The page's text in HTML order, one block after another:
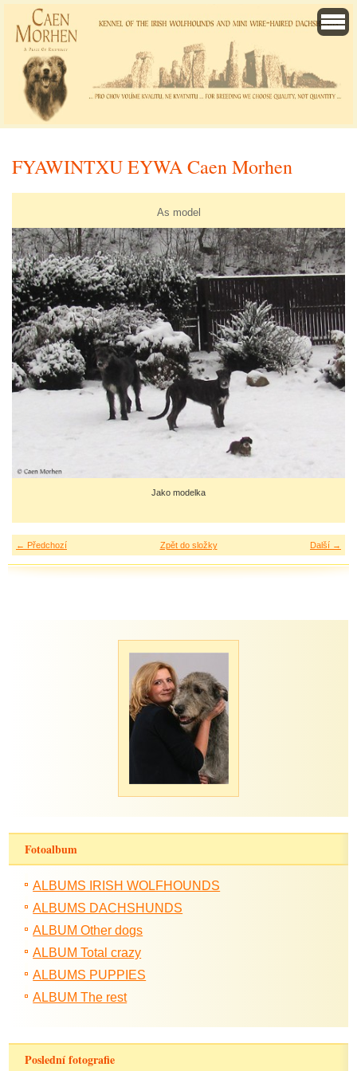
FYAWINTXU EYWA Caen Morhen
As model
Jako modelka
← Předchozí Další →
Zpět do složky
Fotoalbum
ALBUMS IRISH WOLFHOUNDS
ALBUMS DACHSHUNDS
ALBUM Other dogs
ALBUM Total crazy
ALBUMS PUPPIES
ALBUM The rest
Poslední fotografie